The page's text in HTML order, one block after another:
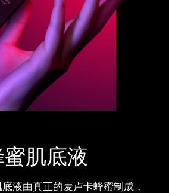
肌底液
液由真正的麦卢卡蜂蜜制成，